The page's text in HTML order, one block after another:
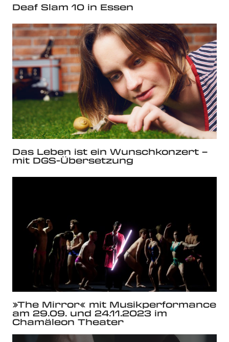
Deaf Slam 10 in Essen
Das Leben ist ein Wunschkonzert –
mit DGS-Übersetzung
»The Mirror« mit Musikperformance
am 29.09. und 24.11.2023 im
Chamäleon Theater